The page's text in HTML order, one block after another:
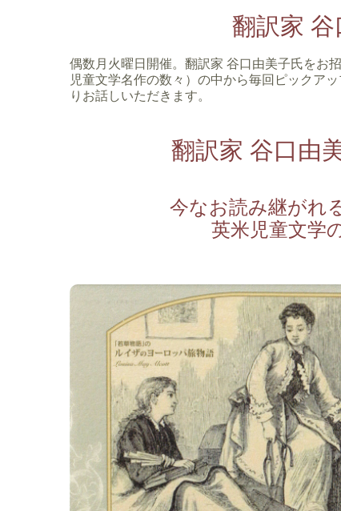
翻訳家
偶数月火曜日開催。翻訳家 谷口由美子氏をお
児童文学名作の数々）の中から毎回ピックア
りお話しいただきます。
翻訳家 谷口由
今なお読み継がれ
英米児童文学